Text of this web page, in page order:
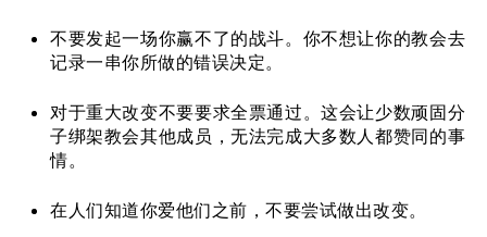
不要发起一场你赢不了的战斗。你不想让你的教会去
记录一串你所做的错误决定。
对于重大改变不要要求全票通过。这会让少数顽固分
子绑架教会其他成员，无法完成大多数人都赞同的事
情。
在人们知道你爱他们之前，不要尝试做出改变。